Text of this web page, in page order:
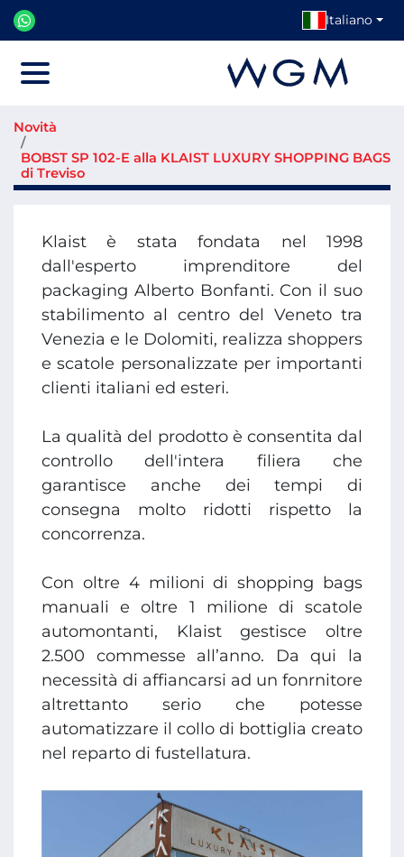
Italiano
Novità
BOBST SP 102-E alla KLAIST LUXURY SHOPPING BAGS
di Treviso
Klaist è stata fondata nel 1998
dall'esperto imprenditore del
packaging Alberto Bonfanti. Con il suo
stabilimento al centro del Veneto tra
Venezia e le Dolomiti, realizza shoppers
e scatole personalizzate per importanti
clienti italiani ed esteri.
La qualità del prodotto è consentita dal
controllo dell'intera filiera che
garantisce anche dei tempi di
consegna molto ridotti rispetto la
concorrenza.
Con oltre 4 milioni di shopping bags
manuali e oltre 1 milione di scatole
automontanti, Klaist gestisce oltre
2.500 commesse all’anno. Da qui la
necessità di affiancarsi ad un fonrnitore
altrettanto serio che potesse
automatizzare il collo di bottiglia creato
nel reparto di fustellatura.